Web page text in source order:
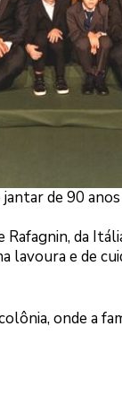
de 90
da
e de
onde a